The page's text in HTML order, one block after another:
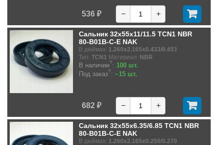
536 ₽ − +
Сальник 32x55x11/11.5 TCN1 NBR
80-B01B-C-E NAK
В дюймах: 1.260x2.165x0.433/0.453
Тип: TCN1 Материал: NBR
В наличии?: 100 шт.
Под заказ?: ~15 шт.
682 ₽ − +
Сальник 32x55x6.35/6.85 TCN1 NBR
80-B01B-C-E NAK
В дюймах: 1.260x2.165x0.250/0.270